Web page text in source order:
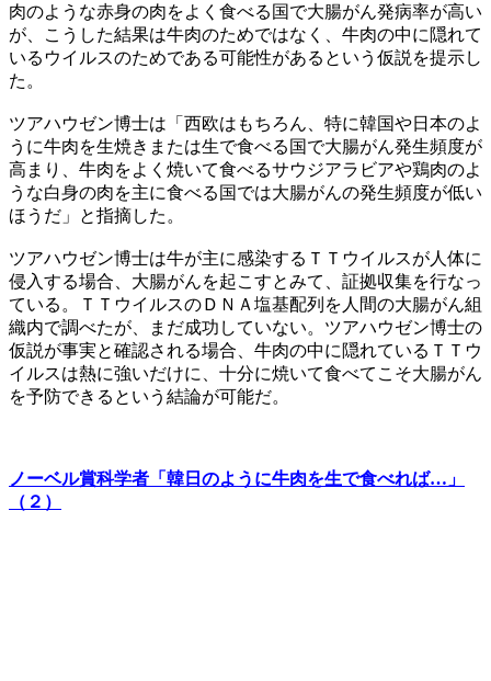
肉のような赤身の肉をよく食べる国で大腸がん発病率が高い
が、こうした結果は牛肉のためではなく、牛肉の中に隠れて
いるウイルスのためである可能性があるという仮説を提示し
た。
ツアハウゼン博士は「西欧はもちろん、特に韓国や日本のよ
うに牛肉を生焼きまたは生で食べる国で大腸がん発生頻度が
高まり、牛肉をよく焼いて食べるサウジアラビアや鶏肉のよ
うな白身の肉を主に食べる国では大腸がんの発生頻度が低い
ほうだ」と指摘した。
ツアハウゼン博士は牛が主に感染するＴＴウイルスが人体に
侵入する場合、大腸がんを起こすとみて、証拠収集を行なっ
ている。ＴＴウイルスのＤＮＡ塩基配列を人間の大腸がん組
織内で調べたが、まだ成功していない。ツアハウゼン博士の
仮説が事実と確認される場合、牛肉の中に隠れているＴＴウ
イルスは熱に強いだけに、十分に焼いて食べてこそ大腸がん
を予防できるという結論が可能だ。
ノーベル賞科学者「韓日のように牛肉を生で食べれば…」
（２）